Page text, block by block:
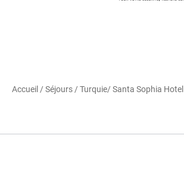
Accueil /Séjours /Turquie/ Santa Sophia Hotel